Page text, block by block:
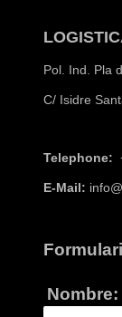
Pol. Ind. Pla
C/ Isidre
Telephone:
E-Mail:
Nombre: